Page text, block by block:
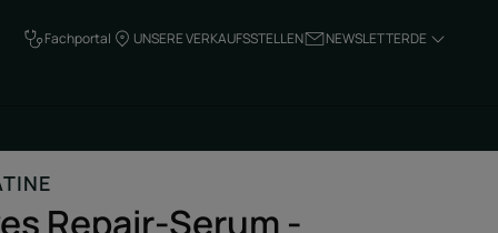
Fachportal UNSERE VERKAUFSSTELLEN NEWSLETTERDE
Repair-Serum -